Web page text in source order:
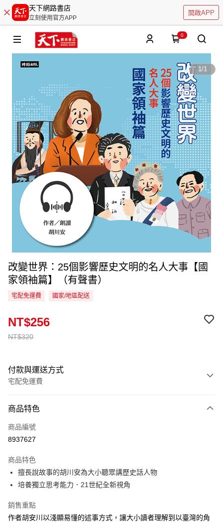
天下網路書店
立刻使用官方APP
開啟APP
0
1/1
改變世界：25個影響歷史文明的名人大事【國
家領袖篇】（有聲書）
宅配免運費 國家/地區配送
NT$320
NT$256
付款與運送方式
宅配免運費
信用卡一次付款
LINE Pay
街口支付
悠遊付
ATM付款
商品特色
商品編號
8937627
商品特色
擅長說故事的胡川安為大小聽眾講歷史話人物
培養獨立思考能力．21世紀全新視角
銷售重點
作者胡安川以淺顯易懂的述事方式，讓大小讀者理解到以臺灣的角